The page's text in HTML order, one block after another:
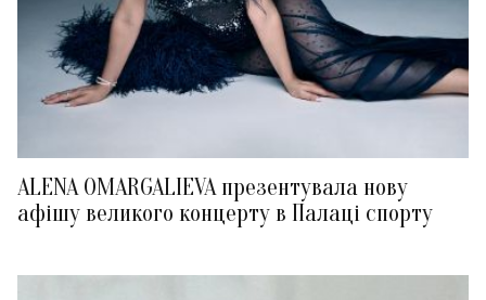
ALENA OMARGALIEVA презентувала нову
афішу великого концерту в Палаці спорту